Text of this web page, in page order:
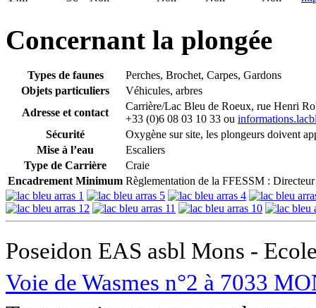
Concernant la plongée
Types de faunes
Perches, Brochet, Carpes, Gardons
Objets particuliers
Véhicules, arbres
Adresse et contact
Carrière/Lac Bleu de Roeux, rue Henri
+33 (0)6 08 03 10 33 ou
Sécurité
Oxygène sur site, les plongeurs doivent
Mise à l’eau
Escaliers
Type de Carrière
Craie
Encadrement Minimum Règlementation de la FFESSM :
Poseidon EAS asbl Mons -
Voie de Wasmes n°2 à 7033